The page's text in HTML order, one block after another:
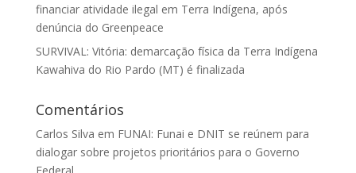
financiar atividade ilegal em Terra Indígena, após
denúncia do Greenpeace
SURVIVAL: Vitória: demarcação física da Terra Indígena
Kawahiva do Rio Pardo (MT) é finalizada
Comentários
Carlos Silva em FUNAI: Funai e DNIT se reúnem para
dialogar sobre projetos prioritários para o Governo